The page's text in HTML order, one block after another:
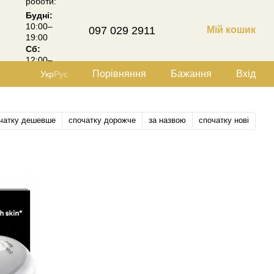
Будні:
10:00–
19:00
Сб:
12:00–
18:00
097 029 2911 Мій кошик
УкрРус Порівняння Бажання Вхід
дешевше спочатку дорожче за назвою спочатку нові